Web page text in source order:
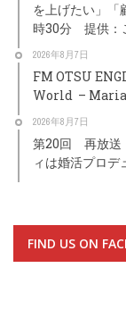
を上げたい」
時30分 提供：
2026年8月7日
FM OTSU
World –
2026年8月7日
第20回 再放送
ィは婚活プロデ
FIND US ON